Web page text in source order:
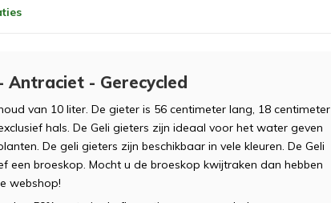
Antraciet - Gerecycled
van 10 liter. De gieter is 56 centimeter lang, 18 centimeter
hals. De Geli gieters zijn ideaal voor het water geven
De geli gieters zijn beschikbaar in vele kleuren. De Geli
een broeskop. Mocht u de broeskop kwijtraken dan hebben
webshop!